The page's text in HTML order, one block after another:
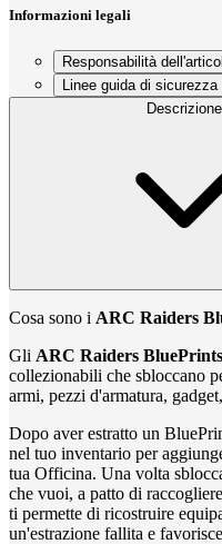
Informazioni legali
Responsabilità
Linee guida di sicurezza
Descrizione
Cosa sono i ARC Raiders
Gli ARC Raiders BluePrints
collezionabili che sbloccano
armi, pezzi d'armatura,
Dopo aver estratto un
nel tuo inventario per
tua Officina. Una volta
che vuoi, a patto di
ti permette di ricostruire
un'estrazione fallita e